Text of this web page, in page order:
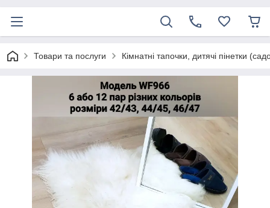
Товари та послуги Кімнатні тапочки, дитячі пінетки